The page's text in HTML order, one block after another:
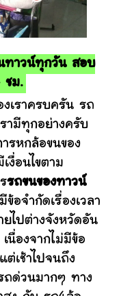
ทาวน์ทุกวัน สอบ
ชม.
าครบครัน รถ
ามีทุกอย่างครับ
รหกล้อขนของ
งื่อนไขตาม
รถขนของทาวน์
ข้อจำกัดเรื่องเวลา
ไปต่างจังหวัดอัน
นื่องจากไม่มีข้อ
ต่เช้าไปจนถึง
ถด่วนมากๆ ทาง